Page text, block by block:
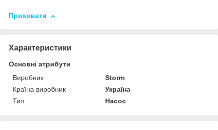
Приховати
Характеристики
Основні атрибути
Виробник
Storm
Країна виробник
Україна
Тип
Насос